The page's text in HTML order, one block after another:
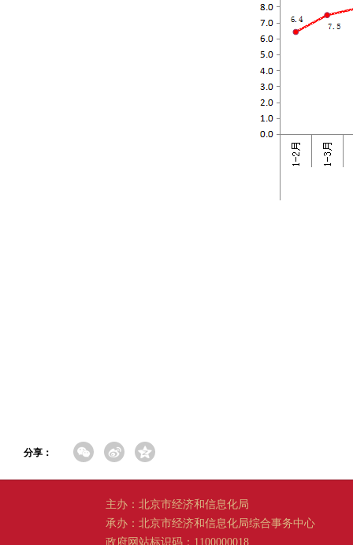
分享：
主办：北京市经济和信息化局
承办：北京市经济和信息化局综合事务中心
政府网站标识码：1100000018